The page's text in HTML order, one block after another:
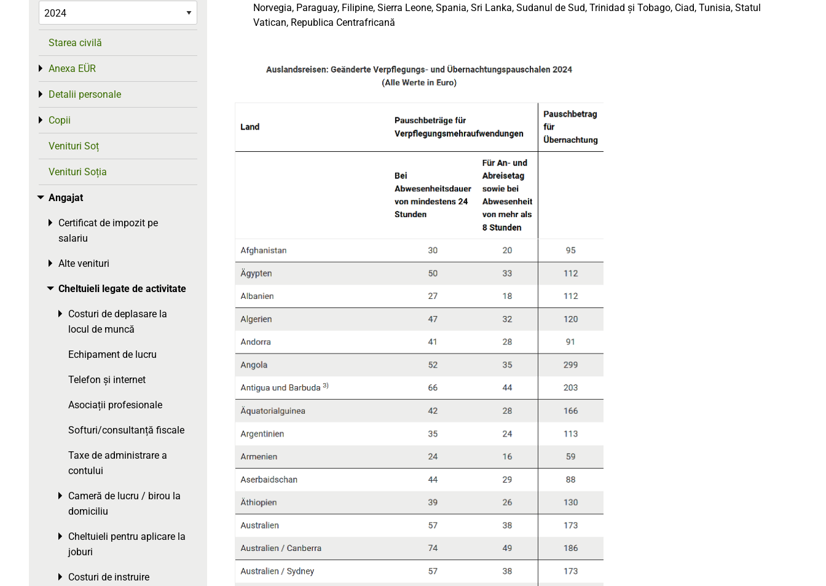
Norvegia, Paraguay, Filipine, Sierra Leone, Spania, Sri Lanka, Sudanul de Sud, Trinidad și Tobago, Ciad, Tunisia, Statul
Vatican, Republica Centrafricană
Starea civilă
Anexa EÜR
Toggle menu
Detalii personale
Toggle menu
Copii
Toggle menu
Venituri Soț
Venituri Soția
Angajat
Toggle menu
Certificat de impozit pe
salariu
Toggle menu
Alte venituri
Toggle menu
Cheltuieli legate de activitate
Toggle menu
Costuri de deplasare la
locul de muncă
Toggle menu
Echipament de lucru
Telefon și internet
Asociații profesionale
Softuri/consultanță fiscale
Taxe de administrare a
contului
Cameră de lucru / birou la
domiciliu
Toggle menu
Cheltuieli pentru aplicare la
joburi
Toggle menu
Costuri de instruire
Toggle menu